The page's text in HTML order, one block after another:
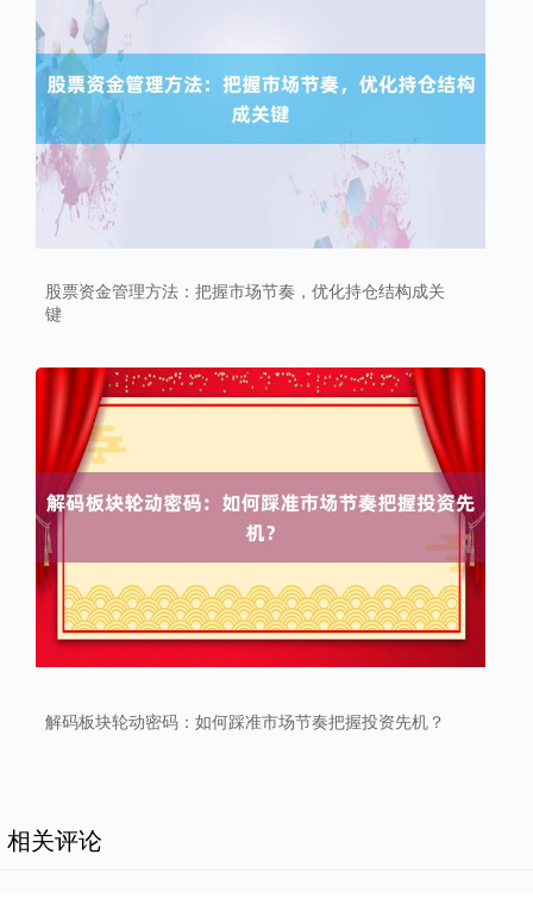
股票资金管理方法：把握市场节奏，优化持仓结构成关
键
解码板块轮动密码：如何踩准市场节奏把握投资先机？
相关评论
沪深300 -6.85 -0.15%
北证50 +0.30%